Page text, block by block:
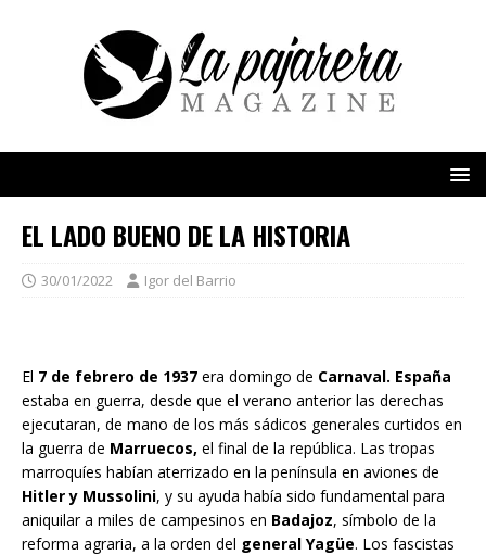
EL LADO BUENO DE LA HISTORIA
30/01/2022 Igor del Barrio
El 7 de febrero de 1937 era domingo de Carnaval. España
estaba en guerra, desde que el verano anterior las derechas
ejecutaran, de mano de los más sádicos generales curtidos en
la guerra de Marruecos, el final de la república. Las tropas
marroquíes habían aterrizado en la península en aviones de
Hitler y Mussolini, y su ayuda había sido fundamental para
aniquilar a miles de campesinos en Badajoz, símbolo de la
reforma agraria, a la orden del general Yagüe. Los fascistas